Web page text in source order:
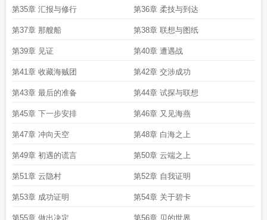
第35章 汇报与修行 第36章 柔技与到达
第37章 那艘船 第38章 联想与图纸
第39章 见证 第40章 遭遇战
第41章 收藏海贼团 第42章 交涉成功
第43章 最后的准备 第44章 试探与联想
第45章 下一步安排 第46章 又见海燕
第47章 冲向天空 第48章 白海之上
第49章 初遇的谎言 第50章 云端之上
第51章 云隐村 第52章 自我证明
第53章 成功证明 第54章 关于碧卡
第55章 做出决定 第56章 贝的世界